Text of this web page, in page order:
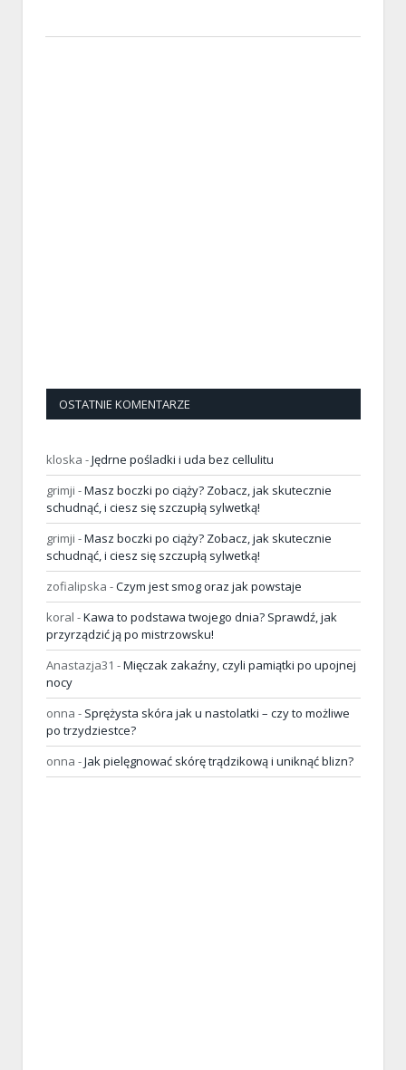
OSTATNIE KOMENTARZE
kloska -Jędrne pośladki i uda bez cellulitu
grimji -Masz boczki po ciąży? Zobacz, jak skutecznie
schudnąć, i ciesz się szczupłą sylwetką!
grimji -Masz boczki po ciąży? Zobacz, jak skutecznie
schudnąć, i ciesz się szczupłą sylwetką!
zofialipska -Czym jest smog oraz jak powstaje
koral -Kawa to podstawa twojego dnia? Sprawdź, jak
przyrządzić ją po mistrzowsku!
Anastazja31 -Mięczak zakaźny, czyli pamiątki po upojnej
nocy
onna - Sprężysta skóra jak u nastolatki – czy to możliwe
po trzydziestce?
onna -Jak pielęgnować skórę trądzikową i uniknąć blizn?